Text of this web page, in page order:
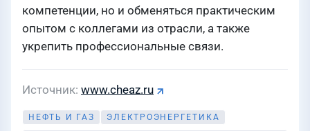
компетенции, но и обменяться практическим
опытом с коллегами из отрасли, а также
укрепить профессиональные связи.
Источник www.cheaz.ru
НЕФТЬ И ГАЗ ЭЛЕКТРОЭНЕРГЕТИКА